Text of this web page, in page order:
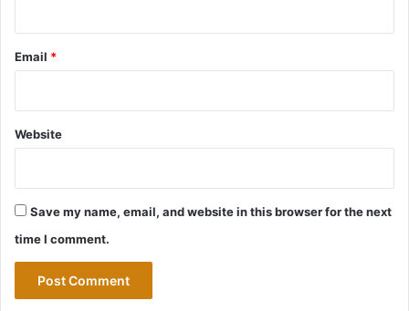
Email *
Website
Save my name, email, and website in this browser for the next
time I comment.